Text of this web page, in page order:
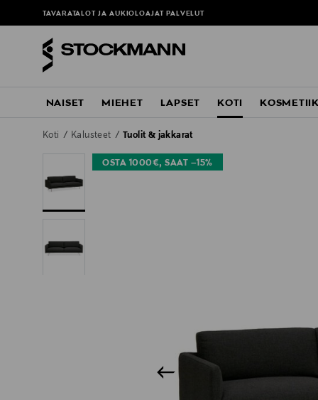
TAVARATALOT JA AUKIOLOAJAT PALVELUT
NAISET MIEHET LAPSET KOTI
Koti Kalusteet Tuolit & jakkarat
OSTA 1000€, SAAT –15%